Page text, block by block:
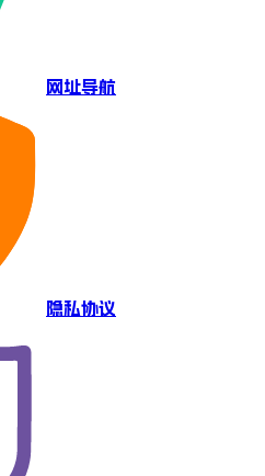
网址导航
隐私协议